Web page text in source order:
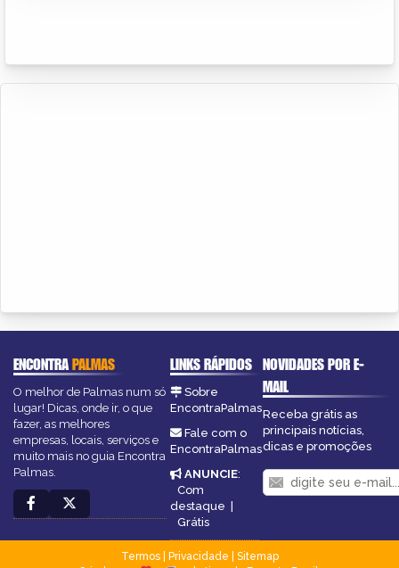
ENCONTRAPALMAS
O melhor de Palmas num só
lugar! Dicas, onde ir, o que
fazer, as melhores
empresas, locais, serviços e
muito mais no guia Encontra
Palmas.
LINKS RÁPIDOS
Sobre
EncontraPalmas
Fale com o
EncontraPalmas
ANUNCIE:
Com
destaque |
Grátis
NOVIDADES POR E-
MAIL
Receba grátis as
principais notícias,
dicas e promoções
Termos| Privacidade
Sitemap